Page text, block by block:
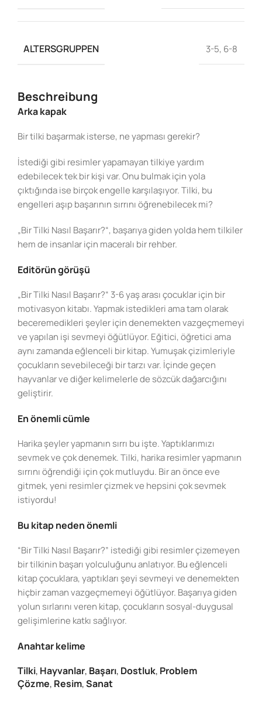
ALTERSGRUPPEN 3-5, 6-8
Beschreibung
Arka kapak
Bir tilki başarmak isterse, ne yapması gerekir?
İstediği gibi resimler yapamayan tilkiye yardım
edebilecek tek bir kişi var. Onu bulmak için yola
çıktığında ise birçok engelle karşılaşıyor. Tilki, bu
engelleri aşıp başarının sırrını öğrenebilecek mi?
„Bir Tilki Nasıl Başarır?“, başarıya giden yolda hem tilkiler
hem de insanlar için maceralı bir rehber.
Editörün görüşü
„Bir Tilki Nasıl Başarır?“ 3-6 yaş arası çocuklar için bir
motivasyon kitabı. Yapmak istedikleri ama tam olarak
beceremedikleri şeyler için denemekten vazgeçmemeyi
ve yapılan işi sevmeyi öğütlüyor. Eğitici, öğretici ama
aynı zamanda eğlenceli bir kitap. Yumuşak çizimleriyle
çocukların sevebileceği bir tarzı var. İçinde geçen
hayvanlar ve diğer kelimelerle de sözcük dağarcığını
geliştirir.
En önemli cümle
Harika şeyler yapmanın sırrı bu işte. Yaptıklarımızı
sevmek ve çok denemek. Tilki, harika resimler yapmanın
sırrını öğrendiği için çok mutluydu. Bir an önce eve
gitmek, yeni resimler çizmek ve hepsini çok sevmek
istiyordu!
Bu kitap neden önemli
“Bir Tilki Nasıl Başarır?” istediği gibi resimler çizemeyen
bir tilkinin başarı yolculuğunu anlatıyor. Bu eğlenceli
kitap çocuklara, yaptıkları şeyi sevmeyi ve denemekten
hiçbir zaman vazgeçmemeyi öğütlüyor. Başarıya giden
yolun sırlarını veren kitap, çocukların sosyal-duygusal
gelişimlerine katkı sağlıyor.
Anahtar kelime
Tilki, Hayvanlar, Başarı, Dostluk, Problem
Çözme, Resim,Sanat